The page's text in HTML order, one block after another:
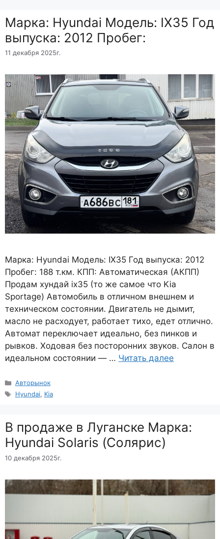
Марка: Hyundai Модель: IX35 Год
выпуска: 2012 Пробег:
11 декабря 2025г.
Марка: Hyundai Модель: IX35 Год выпуска: 2012
Пробег: 188 т.км. КПП: Автоматическая (АКПП)
Продам хундай ix35 (то же самое что Kia
Sportage) Автомобиль в отличном внешнем и
техническом состоянии. Двигатель не дымит,
масло не расходует, работает тихо, едет отлично.
Автомат переключает идеально, без пинков и
рывков. Ходовая без посторонних звуков. Салон в
идеальном состоянии — … Читать далее
Рубрики
Авторынок
Метки
Hyundai, Kia
B продаже в Луганске Марка:
Hyundai Solaris (Солярис)
10 декабря 2025г.